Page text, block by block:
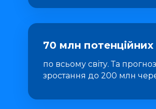
70 млн потенційних
по всьому світу. Та
зростання до 200 млн